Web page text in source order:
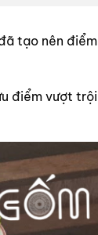
tạo nên điểm
điểm vượt trội